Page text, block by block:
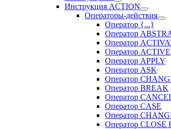
Инструкция ACTION
Операторы-действия
Оператор {...}
Оператор
Оператор
Оператор ACTIVE
Оператор APPLY
Оператор ASK
Оператор
Оператор BREAK
Оператор
Оператор CASE
Оператор
Оператор CLOSE